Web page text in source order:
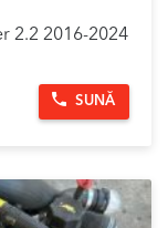
2.2 2016-2024
SUNĂ